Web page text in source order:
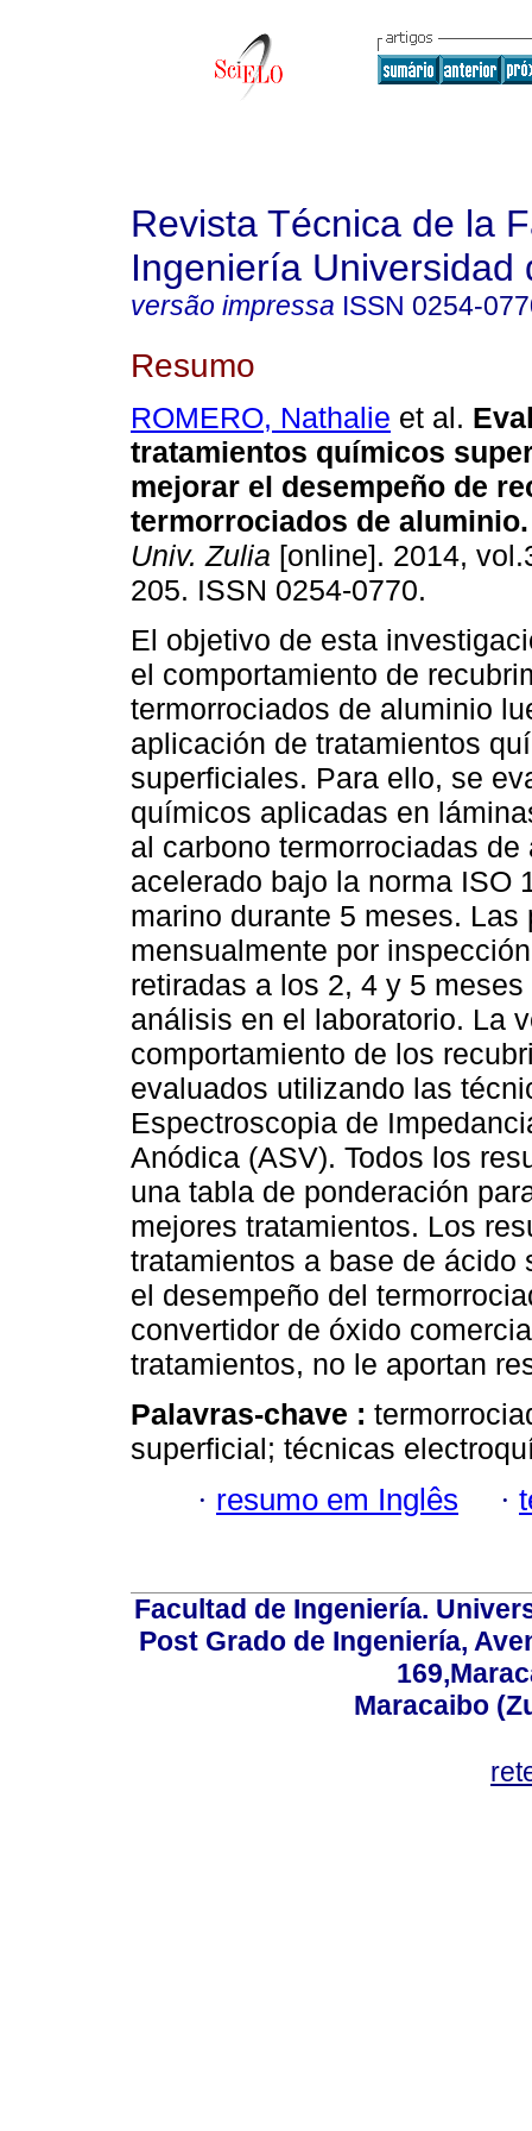
Revista Técnica de la
Ingeniería Universidad
versão impressa ISSN 0254-
Resumo
ROMERO, Nathalie et al.
tratamientos químicos
mejorar el desempeño de
termorrociados de aluminio.
Univ. Zulia [online]. 2014,
205. ISSN 0254-0770.
El objetivo de esta
el comportamiento de
termorrociados de aluminio
aplicación de tratamientos
superficiales. Para ello, se
químicos aplicadas en
al carbono termorrociadas
acelerado bajo la norma ISO
marino durante 5 meses.
mensualmente por
retiradas a los 2, 4 y 5
análisis en el laboratorio. La
comportamiento de los
evaluados utilizando las
Espectroscopia de
Anódica (ASV). Todos los
una tabla de ponderación
mejores tratamientos. Los
tratamientos a base de
el desempeño del
convertidor de óxido
tratamientos, no le aportan
Palavras-chave :
superficial; técnicas
· resumo em Inglês ·
Facultad de Ingeniería.
Post Grado de Ingeniería,
Maracaibo